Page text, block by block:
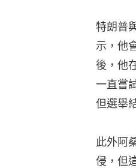
特朗普
示，他
後，他
一直嘗
但選舉
此外阿
侵，但